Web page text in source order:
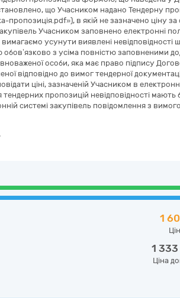
що Учасником надано Тендерну
пропозиція.pdf»), в якій не зазначено ціну
Учасником заповнено електронні
усунути виявлені невідповідності
з усіма повністю заповненими
особи, яка має право підпису
відповідно до вимог тендерної
ціні, зазначеній Учасником в
пропозицій невідповідності мають
системі закупівель повідомлення з
1
1
Ціна